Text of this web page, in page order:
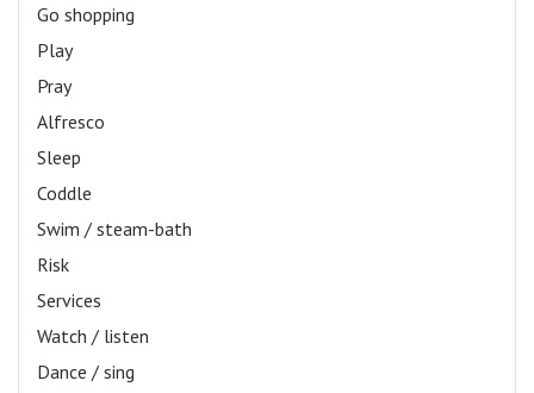
Go shopping
Play
Pray
Alfresco
Sleep
Coddle
Swim / steam-bath
Risk
Services
Watch / listen
Dance / sing